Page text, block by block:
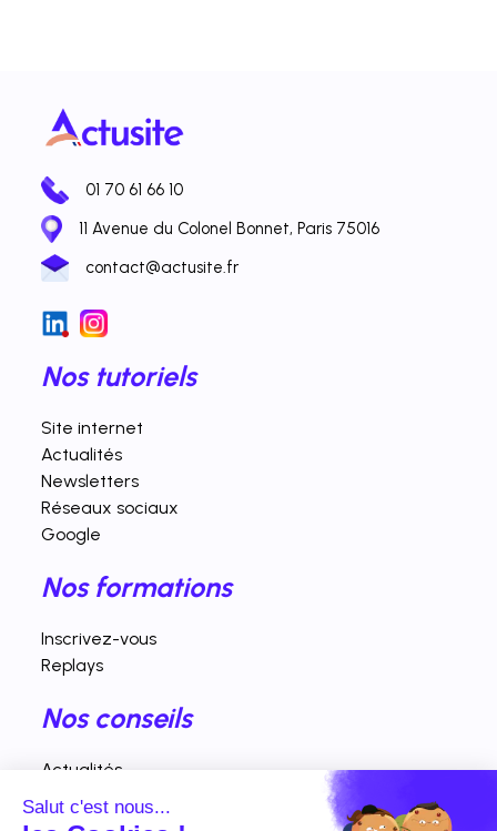
01 70 61 66 10
11 Avenue du Colonel Bonnet, Paris 75016
contact@actusite.fr
Nos tutoriels
Site internet
Actualités
Newsletters
Réseaux sociaux
Google
Nos formations
Inscrivez-vous
Replays
Nos conseils
Actualités
Fiches pratiques
Interventions vidéos
Salut c'est nous...